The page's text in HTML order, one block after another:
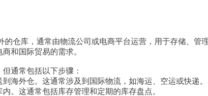
的仓库，通常由物流公司或电商平台运营，用于存储、管
和国际贸易的需求。
通常包括以下步骤：
海外仓。这通常涉及到国际物流，如海运、空运或快递。
。这通常包括库存管理和定期的库存盘点。